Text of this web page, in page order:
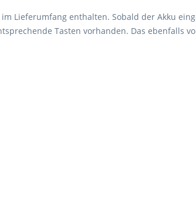
Lieferumfang enthalten. Sobald der Akku
Tasten vorhanden. Das ebenfalls